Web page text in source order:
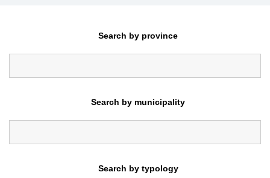
Search by province
Search by municipality
Search by typology